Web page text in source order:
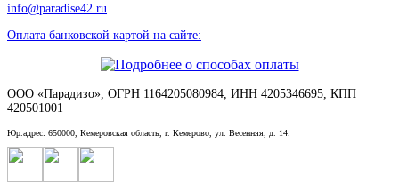
info@paradise42.ru
Оплата банковской картой на сайте:
ООО «Парадизо», ОГРН 1164205080984, ИНН 4205346695, КПП
420501001
Юр.адрес: 650000, Кемеровская область, г. Кемерово, ул. Весенняя, д. 14.